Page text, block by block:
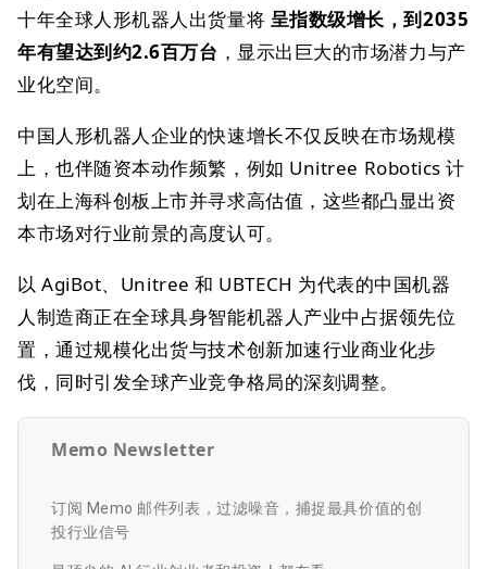
十年全球人形机器人出货量将 呈指数级增长，到2035
年有望达到约2.6百万台 ，显示出巨大的市场潜力与产
业化空间。
中国人形机器人企业的快速增长不仅反映在市场规模
上，也伴随资本动作频繁，例如 Unitree Robotics 计
划在上海科创板上市并寻求高估值，这些都凸显出资
本市场对行业前景的高度认可。
以 AgiBot、Unitree 和 UBTECH 为代表的中国机器
人制造商正在全球具身智能机器人产业中占据领先位
置，通过规模化出货与技术创新加速行业商业化步
伐，同时引发全球产业竞争格局的深刻调整。
Memo Newsletter
订阅 Memo 邮件列表，过滤噪音，捕捉最具价值的创
投行业信号